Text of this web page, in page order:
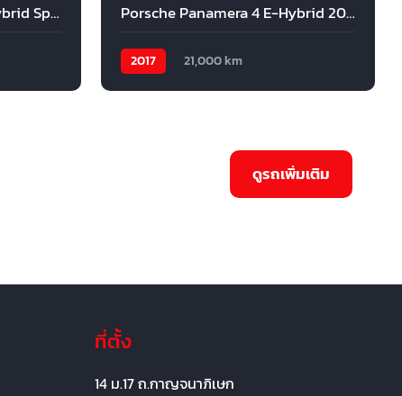
Porsche Panamera 4 e-Hybrid Sport Premium 2022 Porsche Panamera 4 E-Hybrid 2017
2017 21,000 km
ที่ตั้ง
14 ม.17 ถ.กาญจนาภิเษก